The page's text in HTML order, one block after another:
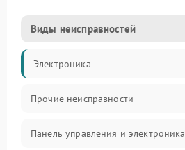
Виды неисправностей
Электроника
Прочие неисправности
Панель управления и электроника